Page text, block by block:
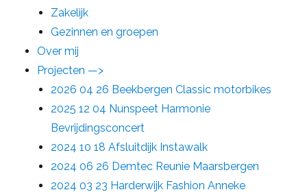
Zakelijk
Gezinnen en groepen
Over mij
Projecten —>
2026 04 26 Beekbergen Classic motorbikes
2025 12 04 Nunspeet Harmonie
Bevrijdingsconcert
2024 10 18 Afsluitdijk Instawalk
2024 06 26 Demtec Reunie Maarsbergen
2024 03 23 Harderwijk Fashion Anneke